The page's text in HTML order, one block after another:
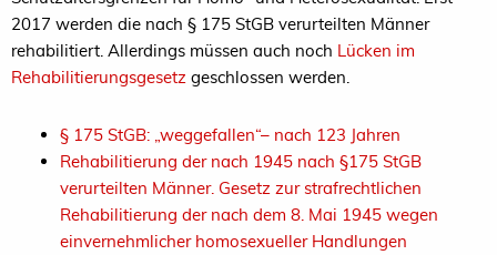
2017 werden die nach § 175 StGB verurteilten Männer
rehabilitiert. Allerdings müssen auch noch Lücken im
Rehabilitierungsgesetz geschlossen werden.
§ 175 StGB: „weggefallen“– nach 123 Jahren
Rehabilitierung der nach 1945 nach §175 StGB
verurteilten Männer. Gesetz zur strafrechtlichen
Rehabilitierung der nach dem 8. Mai 1945 wegen
einvernehmlicher homosexueller Handlungen